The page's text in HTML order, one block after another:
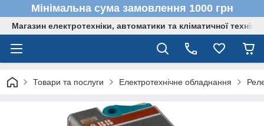
Мінімальна сума замовлення 1000 грн
Магазин електротехніки, автоматики та кліматичної техніки
Товари та послуги Електротехнічне обладнання